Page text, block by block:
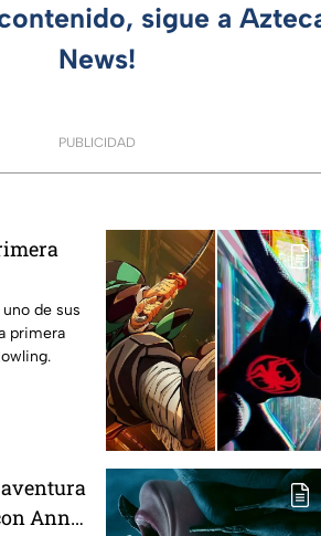
sigue a
News!
PUBLICIDAD
de sus
primera
aventura
Anne